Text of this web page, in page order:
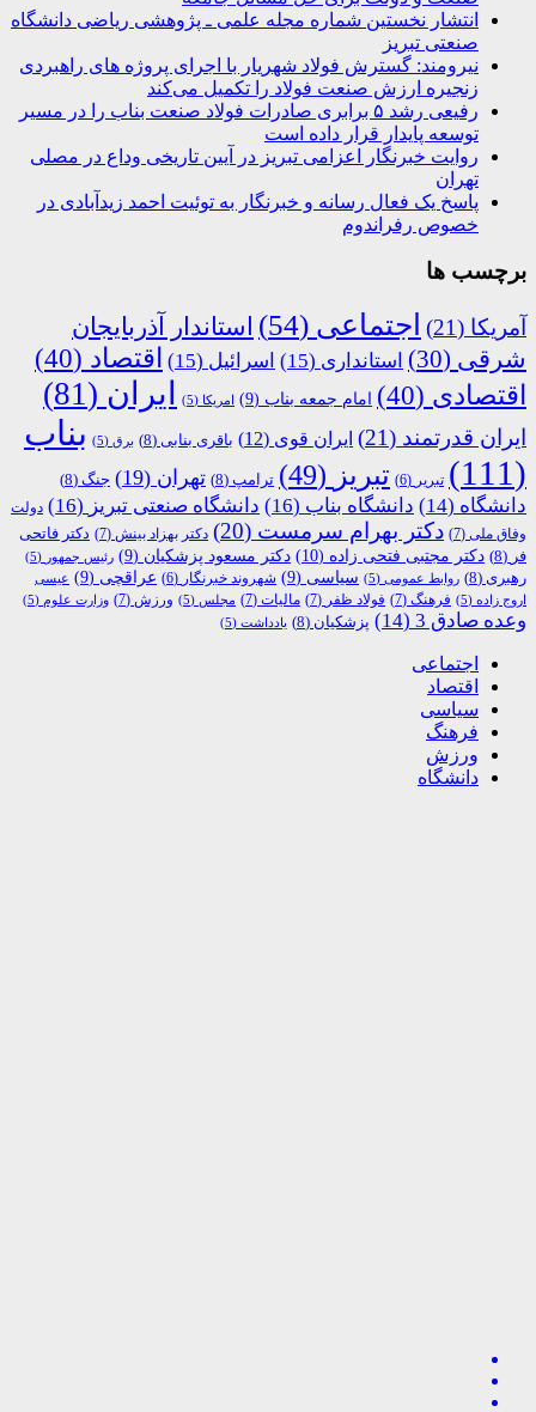
انتشار نخستین شماره مجله علمی ـ پژوهشی ریاضی دانشگاه
صنعتی تبریز
نیرومند: گسترش فولاد شهریار با اجرای پروژه های راهبردی
زنجیره ارزش صنعت فولاد را تکمیل می‌کند
رفیعی رشد ۵ برابری صادرات فولاد صنعت بناب را در مسیر
توسعه پایدار قرار داده است
روایت خبرنگار اعزامی تبریز در آیین تاریخی وداع در مصلی
تهران
پاسخ یک فعال رسانه و خبرنگار به توئیت احمد زیدآبادی در
خصوص رفراندوم
برچسب ها
آمریکا (21) اجتماعی (54)
استاندار آذربایجان
شرقی (30) استانداری (15) اسرائیل (15) اقتصاد (40)
اقتصادی (40) امام جمعه بناب (9) امریکا (5) ایران (81)
ایران قدرتمند (21) ایران قوی (12) باقری بنابی (8) برق (5)
بناب
(111)
تبریر (6) تبریز (49) ترامپ (8) تهران (19) جنگ (8)
دانشگاه (14) دانشگاه بناب (16) دانشگاه صنعتی تبریز (16)
دولت
وفاق ملی (7) دکتر بهرام سرمست (20) دکتر بهزاد بینش (7)
دکتر فاتحی
فر (8) دکتر مجتبی فتحی زاده (10) دکتر مسعود پزشکیان (9) رئیس جمهور (5)
رهبری (8) روابط عمومی (5) سیاسی (9) شهروند خبرنگار (6) عراقچی (9)
عیسی
اروج زاده (5) فرهنگ (7) فولاد ظفر (7) مالیات (7) مجلس (5) ورزش (7) وزارت علوم (5)
وعده صادق 3 (14) پزشکیان (8) یادداشت (5)
اجتماعی
اقتصاد
سیاسی
فرهنگ
ورزش
دانشگاه